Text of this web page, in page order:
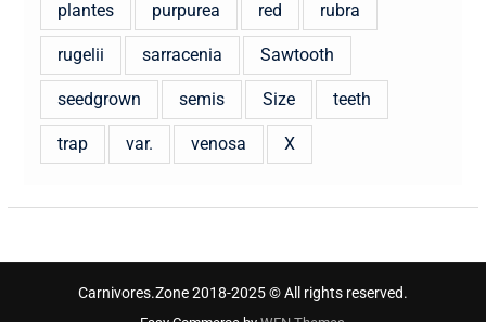
plantes purpurea red rubra
rugelii sarracenia Sawtooth
seedgrown semis Size teeth
trap var. venosa X
Carnivores.Zone 2018-2025 © All rights reserved.